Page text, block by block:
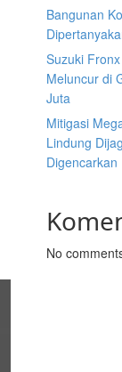
Bangunan
Suzuki
Meluncur di
Juta
Mitigasi
Lindung
Digencarkan
No